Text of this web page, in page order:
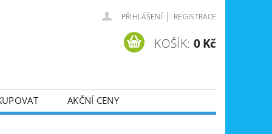
PŘIHLÁŠENÍ | REGISTRACE
KOŠÍK: 0 Kč
AKČNÍ CENY